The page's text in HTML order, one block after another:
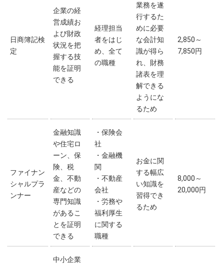
日商簿記検
定
企業の経
営成績お
よび財政
状況を把
握する技
能を証明
できる
経理担当
者をはじ
め、全て
の職種
業務を遂
行するた
めに必要
な会計知
識が得ら
れ、財務
諸表を理
解できる
ようにな
るため
2,850～
7,850円
ファイナン
シャルプラ
ンナー
金融知識
や住宅ロ
ーン、保
険、税
金、不動
産などの
専門知識
があるこ
とを証明
できる
・保険会
社
・金融機
関
・不動産
会社
・労務や
福利厚生
に関する
職種
お金に関
する幅広
い知識を
習得でき
るため
8,000～
20,000円
中小企業